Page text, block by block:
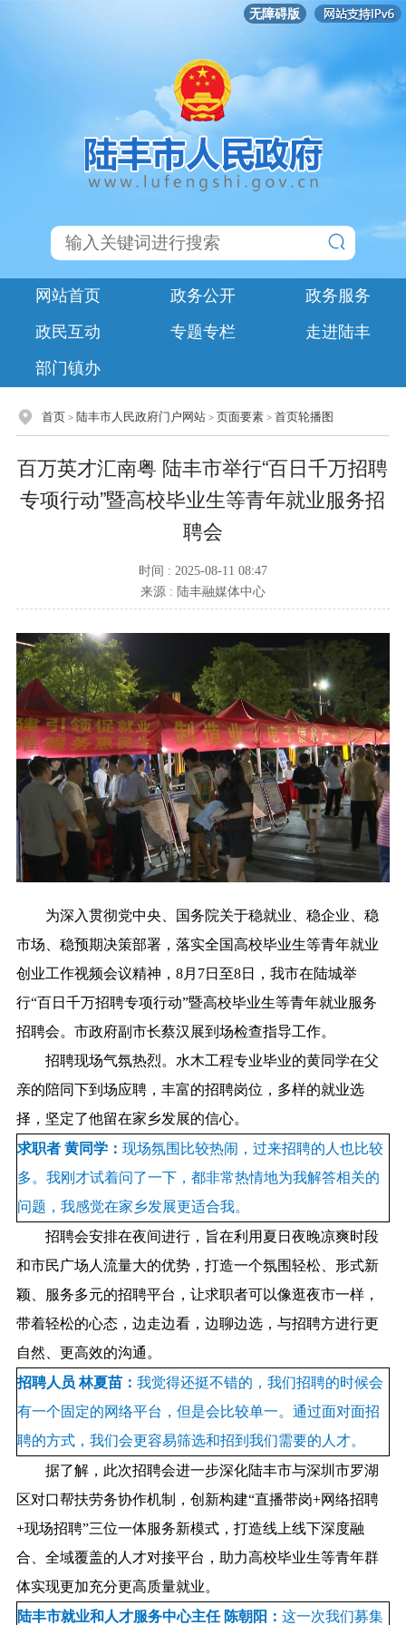
无障碍版
网站首页 政务公开
政务服务
政民互动
专题专栏
走进陆丰
部门镇办
首页 > 陆丰市人民政府门户网站 > 页面要素 >首页轮播图
百万英才汇南粤 陆丰市举行“百日千万招聘
专项行动”暨高校毕业生等青年就业服务招
聘会
时间 : 2025-08-11 08:47
来源 : 陆丰融媒体中心
为深入贯彻党中央、国务院关于稳就业、稳企业、稳
市场、稳预期决策部署，落实全国高校毕业生等青年就业
创业工作视频会议精神，8月7日至8日，我市在陆城举
行“百日千万招聘专项行动”暨高校毕业生等青年就业服务
招聘会。市政府副市长蔡汉展到场检查指导工作。
招聘现场气氛热烈。水木工程专业毕业的黄同学在父
亲的陪同下到场应聘，丰富的招聘岗位，多样的就业选
择，坚定了他留在家乡发展的信心。
求职者 黄同学： 现场氛围比较热闹，过来招聘的人也比较
多。我刚才试着问了一下，都非常热情地为我解答相关的
问题，我感觉在家乡发展更适合我。
招聘会安排在夜间进行，旨在利用夏日夜晚凉爽时段
和市民广场人流量大的优势，打造一个氛围轻松、形式新
颖、服务多元的招聘平台，让求职者可以像逛夜市一样，
带着轻松的心态，边走边看，边聊边选，与招聘方进行更
自然、更高效的沟通。
招聘人员 林夏苗： 我觉得还挺不错的，我们招聘的时候会
有一个固定的网络平台，但是会比较单一。通过面对面招
聘的方式，我们会更容易筛选和招到我们需要的人才。
据了解，此次招聘会进一步深化陆丰市与深圳市罗湖
区对口帮扶劳务协作机制，创新构建“直播带岗+网络招聘
+现场招聘”三位一体服务新模式，打造线上线下深度融
合、全域覆盖的人才对接平台，助力高校毕业生等青年群
体实现更加充分更高质量就业。
陆丰市就业和人才服务中心主任 陈朝阳： 这一次我们募集